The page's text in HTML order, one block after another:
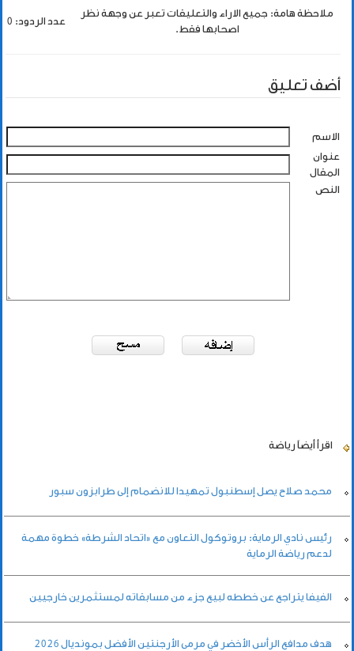
ملاحظة هامة: جميع الاراء والتعليقات تعبر عن وجهة نظر
اصحابها فقط.
عدد الردود: 0
أضف تعليق
الاسم
عنوان
المقال
النص
اقرأ أيضاً رياضة
محمد صلاح يصل إسطنبول تمهيدا للانضمام إلى طرابزون سبور
رئيس نادي الرماية: بروتوكول التعاون مع «اتحاد الشرطة» خطوة مهمة
لدعم رياضة الرماية
الفيفا يتراجع عن خططه لبيع جزء من مسابقاته لمستثمرين خارجيين
هدف مدافع الرأس الأخضر في مرمى الأرجنتين الأفضل بمونديال 2026